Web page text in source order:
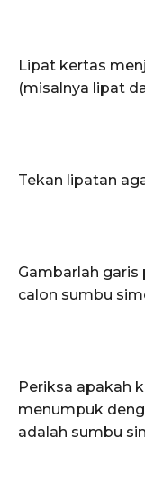
Lipat kertas
(misalnya lipat
Tekan lipatan
Gambarlah garis
calon sumbu
Periksa apakah
menumpuk
adalah sumbu